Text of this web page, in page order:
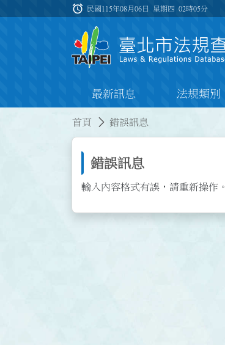
:::
alarm 民國115年08月06日 星期四02時05分
最新訊息 法規類別
首頁 錯誤訊息
錯誤訊息
輸入內容格式有誤，請重新操作。